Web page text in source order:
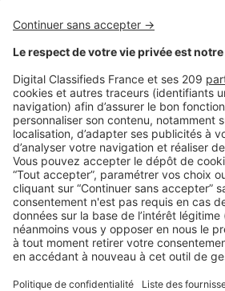
BUSINESS
Boost Social Immo : la
piloter et amplifier la
annonces sur les réseaux
SeLoger lance aujourd’hui Boost Social
vous donne la possibilité de mettre en